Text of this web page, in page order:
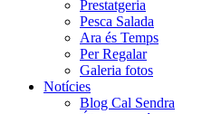
Prestatgeria
Pesca Salada
Ara és Temps
Per Regalar
Galeria fotos
Notícies
Blog Cal Sendra